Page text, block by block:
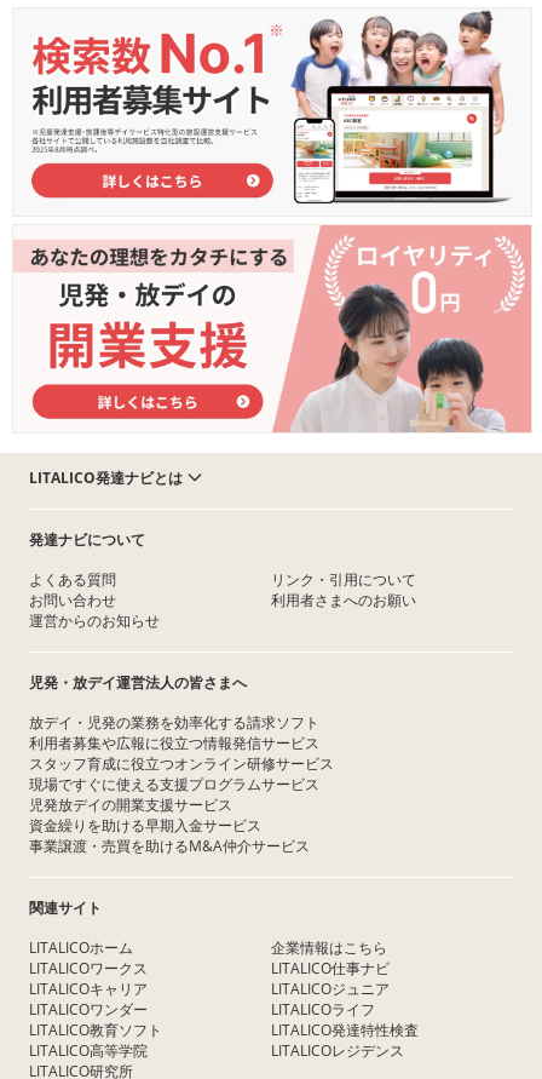
LITALICO発達ナビとは
発達ナビについて
よくある質問
お問い合わせ
運営からのお知らせ
リンク・引用について
利用者さまへのお願い
児発・放デイ運営法人の皆さまへ
放デイ・児発の業務を効率化する請求ソフト
利用者募集や広報に役立つ情報発信サービス
スタッフ育成に役立つオンライン研修サービス
現場ですぐに使える支援プログラムサービス
児発放デイの開業支援サービス
資金繰りを助ける早期入金サービス
事業譲渡・売買を助けるM&A仲介サービス
関連サイト
LITALICOホーム
LITALICOワークス
LITALICOキャリア
LITALICOワンダー
LITALICO教育ソフト
LITALICO高等学院
LITALICO研究所
企業情報はこちら
LITALICO仕事ナビ
LITALICOジュニア
LITALICOライフ
LITALICO発達特性検査
LITALICOレジデンス